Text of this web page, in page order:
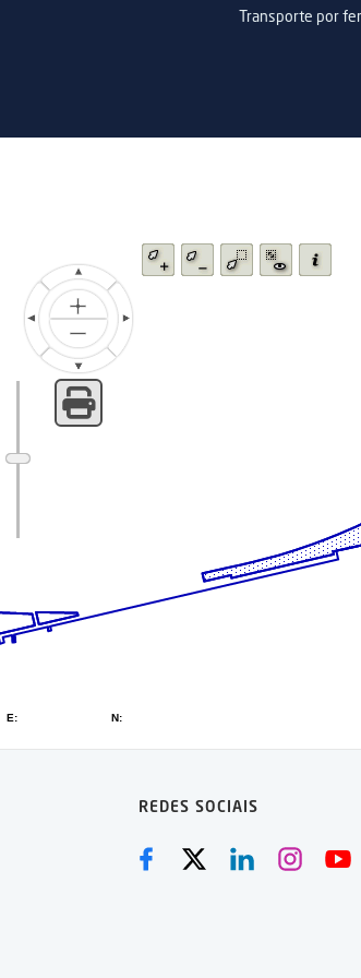
Transporte por
REDES SOCIAIS